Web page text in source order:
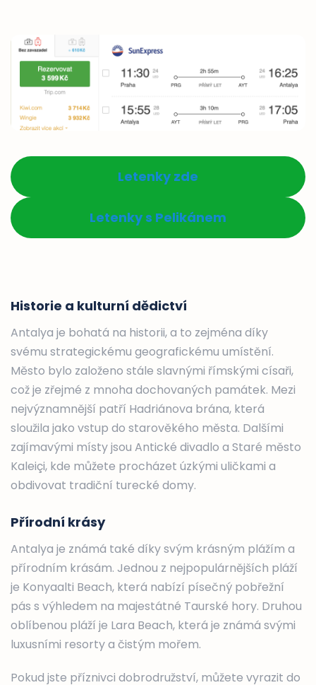
Letenky zde
Letenky s Pelikánem
Historie a kulturní dědictví
Antalya je bohatá na historii, a to zejména díky
svému strategickému geografickému umístění.
Město bylo založeno stále slavnými římskými císaři,
což je zřejmé z mnoha dochovaných památek. Mezi
nejvýznamnější patří Hadriánova brána, která
sloužila jako vstup do starověkého města. Dalšími
zajímavými místy jsou Antické divadlo a Staré město
Kaleiçi, kde můžete procházet úzkými uličkami a
obdivovat tradiční turecké domy.
Přírodní krásy
Antalya je známá také díky svým krásným plážím a
přírodním krásám. Jednou z nejpopulárnějších pláží
je Konyaalti Beach, která nabízí písečný pobřežní
pás s výhledem na majestátné Taurské hory. Druhou
oblíbenou pláží je Lara Beach, která je známá svými
luxusními resorty a čistým mořem.
Pokud jste příznivci dobrodružství, můžete vyrazit do